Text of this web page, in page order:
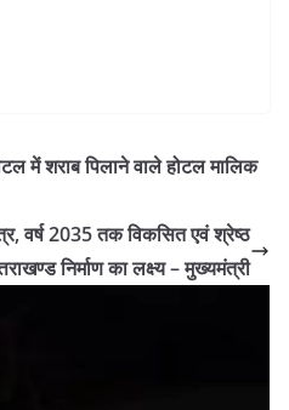
में शराब पिलाने वाले होटल मालिक
वर्ष 2035 तक विकसित एवं श्रेष्ठ
निर्माण का लक्ष्य – मुख्यमंत्री